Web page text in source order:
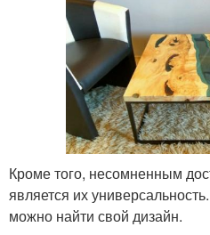
Кроме того, несомненным
является их
можно найти свой дизайн.